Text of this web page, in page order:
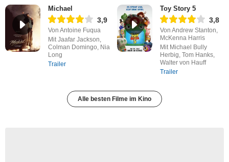
Michael
3,9
Von Antoine Fuqua
Mit Jaafar Jackson,
Colman Domingo, Nia
Long
Trailer
Toy Story 5
3,8
Von Andrew Stanton,
McKenna Harris
Mit Michael Bully
Herbig, Tom Hanks,
Walter von Hauff
Trailer
Alle besten Filme im Kino